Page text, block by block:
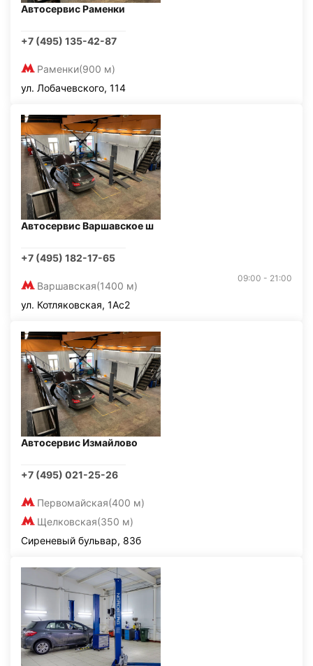
Автосервис Раменки
+7 (495) 135-42-87
Раменки(900 м)
ул. Лобачевского, 114
Автосервис Варшавское ш
+7 (495) 182-17-65
Варшавская(1400 м)
09:00 - 21:00
ул. Котляковская, 1Ас2
Автосервис Измайлово
+7 (495) 021-25-26
Первомайская(400 м)
Щелковская(350 м)
Сиреневый бульвар, 83б